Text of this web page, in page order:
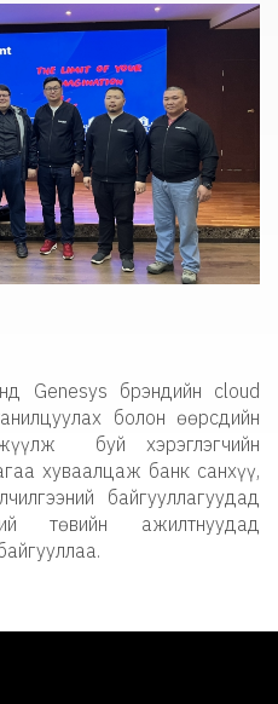
Genesys брэндийн cloud
болон өөрсдийн
буй хэрэглэгчийн
хуваалцаж банк санхүү,
байгууллагуудад
төвийн ажилтнуудад